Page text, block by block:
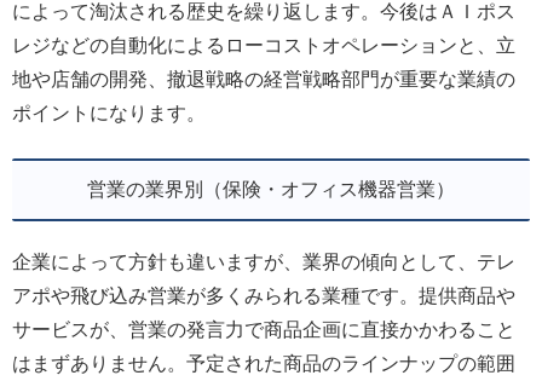
によって淘汰される歴史を繰り返します。今後はＡＩポス
レジなどの自動化によるローコストオペレーションと、立
地や店舗の開発、撤退戦略の経営戦略部門が重要な業績の
ポイントになります。
営業の業界別（保険・オフィス機器営業）
企業によって方針も違いますが、業界の傾向として、テレ
アポや飛び込み営業が多くみられる業種です。提供商品や
サービスが、営業の発言力で商品企画に直接かかわること
はまずありません。予定された商品のラインナップの範囲